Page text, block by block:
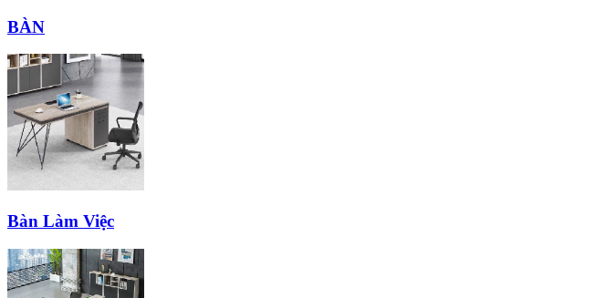
BÀN
Bàn Làm Việc